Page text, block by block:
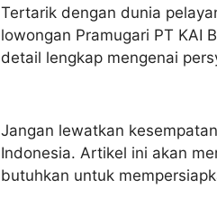
Tertarik dengan dunia
lowongan Pramugari PT KAI
detail lengkap mengenai
Jangan lewatkan
Indonesia. Artikel ini akan
butuhkan untuk